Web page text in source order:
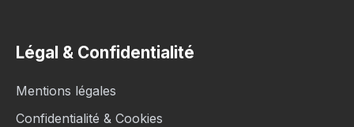
Légal & Confidentialité
Mentions légales
Confidentialité & Cookies